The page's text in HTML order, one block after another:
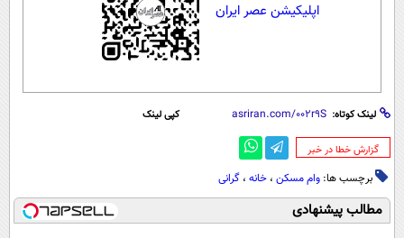
اپلیکیشن عصر ایران
لینک کوتاه: کپی لینک
‌گزارش خطا در خبر
برچسب ها: وام مسکن ، خانه ، گرانی
مطالب پیشنهادی